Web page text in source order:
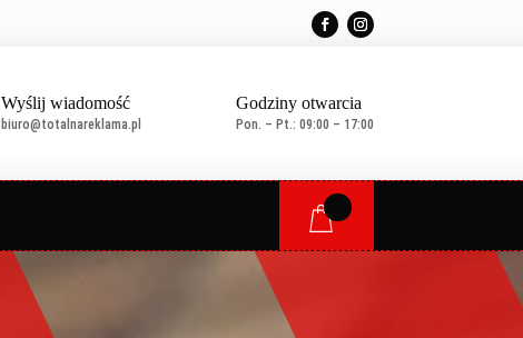
Wyślij wiadomość
biuro@totalnareklama.pl
Godziny otwarcia
Pon. – Pt.: 09:00 – 17:00